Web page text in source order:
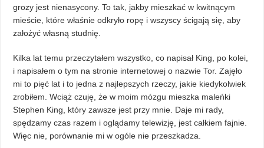
grozy jest nienasycony. To tak, jakby mieszkać w kwitnącym
mieście, które właśnie odkryło ropę i wszyscy ścigają się, aby
założyć własną studnię.
Kilka lat temu przeczytałem wszystko, co napisał King, po kolei,
i napisałem o tym na stronie internetowej o nazwie Tor. Zajęło
mi to pięć lat i to jedna z najlepszych rzeczy, jakie kiedykolwiek
zrobiłem. Wciąż czuję, że w moim mózgu mieszka maleńki
Stephen King, który zawsze jest przy mnie. Daje mi rady,
spędzamy czas razem i oglądamy telewizję, jest całkiem fajnie.
Więc nie, porównanie mi w ogóle nie przeszkadza.